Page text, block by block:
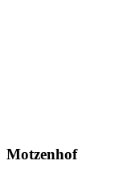
Motzenhof